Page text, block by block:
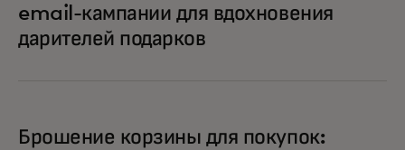
email-кампании для вдохновения
дарителей подарков
Брошение корзины для покупок: